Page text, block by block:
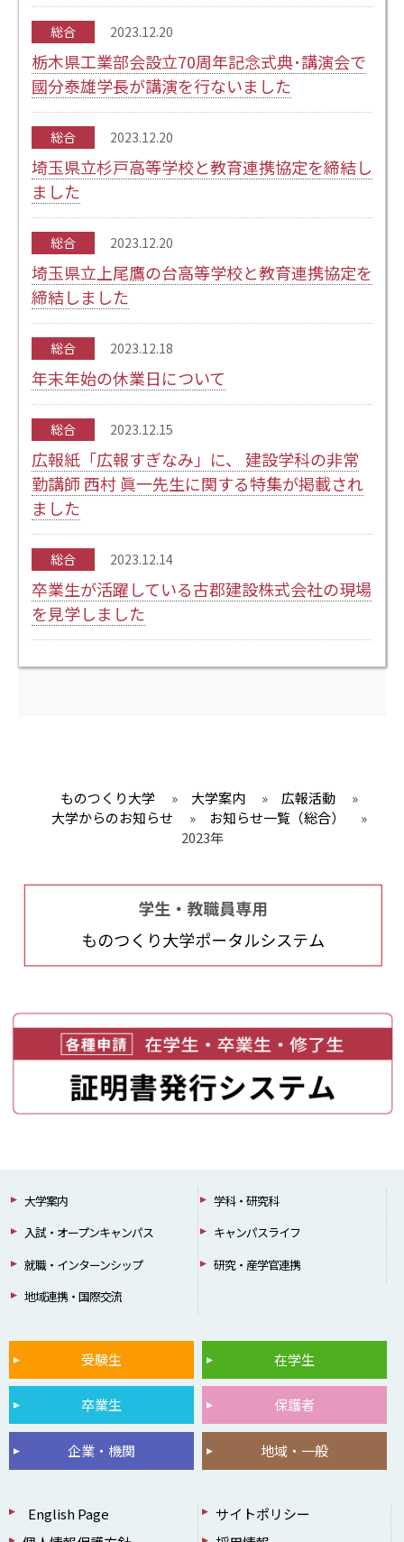
総合 2023.12.20
栃木県工業部会設立70周年記念式典･講演会で
國分泰雄学長が講演を行ないました
総合 2023.12.20
埼玉県立杉戸高等学校と教育連携協定を締結し
ました
総合 2023.12.20
埼玉県立上尾鷹の台高等学校と教育連携協定を
締結しました
総合 2023.12.18
年末年始の休業日について
総合 2023.12.15
広報紙「広報すぎなみ」に、 建設学科の非常
勤講師 西村 眞一先生に関する特集が掲載され
ました
総合 2023.12.14
卒業生が活躍している古郡建設株式会社の現場
を見学しました
ものつくり大学 » 大学案内 » 広報活動
»
大学からのお知らせ
» お知らせ一覧（総合）
»
2023年
大学案内
学科・研究科
入試・オープンキャンパス
キャンパスライフ
就職・インターンシップ
研究・産学官連携
地域連携・国際交流
受験生 在学生
卒業生 保護者
企業・機関 地域・一般
English Page
サイトポリシー